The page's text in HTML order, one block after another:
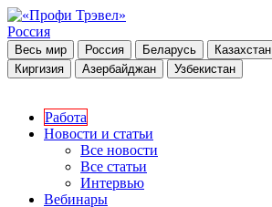
Россия
Весь мир Россия Беларусь Казахстан
Киргизия
Азербайджан Узбекистан
Работа
Новости и статьи
Все новости
Все статьи
Интервью
Вебинары